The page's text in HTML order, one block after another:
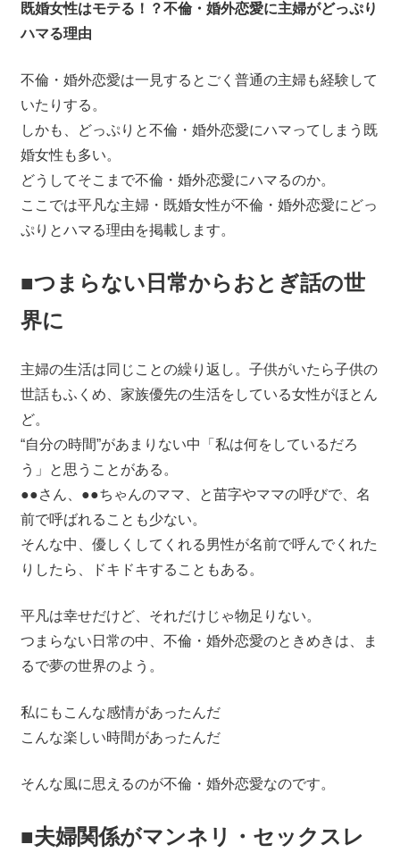
既婚女性はモテる！？不倫・婚外恋愛に主婦がどっぷり
ハマる理由
不倫・婚外恋愛は一見するとごく普通の主婦も経験して
いたりする。
しかも、どっぷりと不倫・婚外恋愛にハマってしまう既
婚女性も多い。
どうしてそこまで不倫・婚外恋愛にハマるのか。
ここでは平凡な主婦・既婚女性が不倫・婚外恋愛にどっ
ぷりとハマる理由を掲載します。
■つまらない日常からおとぎ話の世
界に
主婦の生活は同じことの繰り返し。子供がいたら子供の
世話もふくめ、家族優先の生活をしている女性がほとん
ど。
“自分の時間”があまりない中「私は何をしているだろ
う」と思うことがある。
●●さん、●●ちゃんのママ、と苗字やママの呼びで、名
前で呼ばれることも少ない。
そんな中、優しくしてくれる男性が名前で呼んでくれた
りしたら、ドキドキすることもある。
平凡は幸せだけど、それだけじゃ物足りない。
つまらない日常の中、不倫・婚外恋愛のときめきは、ま
るで夢の世界のよう。
私にもこんな感情があったんだ
こんな楽しい時間があったんだ
そんな風に思えるのが不倫・婚外恋愛なのです。
■夫婦関係がマンネリ・セックスレ